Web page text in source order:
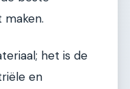
maken.
het is de
en